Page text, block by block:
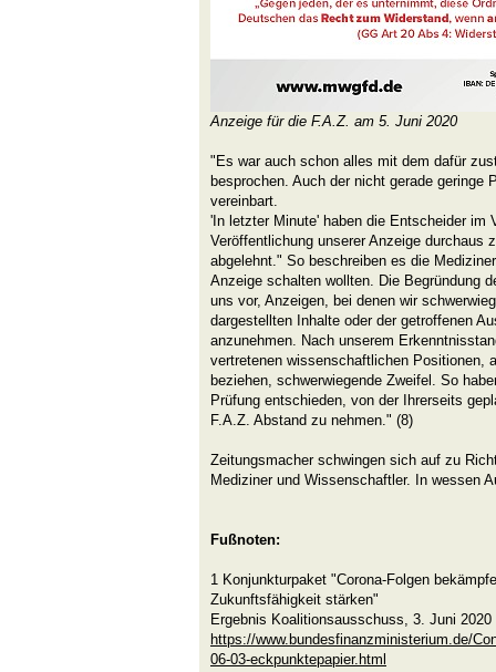
Anzeige für die F.A.Z. am 5. Juni 2020
"Es war auch schon alles mit dem dafür
besprochen. Auch der nicht gerade geringe
vereinbart.
'In letzter Minute' haben die Entscheider im
Veröffentlichung unserer Anzeige durchaus
abgelehnt." So beschreiben es die
Anzeige schalten wollten. Die Begründung
uns vor, Anzeigen, bei denen wir
dargestellten Inhalte oder der getroffenen
anzunehmen. Nach unserem
vertretenen wissenschaftlichen Positionen,
beziehen, schwerwiegende Zweifel. So
Prüfung entschieden, von der Ihrerseits
F.A.Z. Abstand zu nehmen." (8)
Zeitungsmacher schwingen sich auf zu
Mediziner und Wissenschaftler. In wessen
Fußnoten:
1 Konjunkturpaket "Corona-Folgen
Zukunftsfähigkeit stärken"
Ergebnis Koalitionsausschuss, 3. Juni 2020
https://www.bundesfinanzministerium.de/
06-03-eckpunktepapier.html